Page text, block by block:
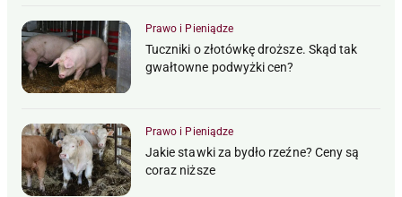
Prawo i Pieniądze
Tuczniki o złotówkę droższe. Skąd tak
gwałtowne podwyżki cen?
Prawo i Pieniądze
Jakie stawki za bydło rzeźne? Ceny są
coraz niższe